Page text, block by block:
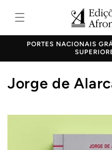
para o
conteúdo
PORTES NACIONAIS
C
l
Jorge de